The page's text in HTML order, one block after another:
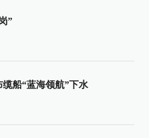
”
船“蓝海领航”下水